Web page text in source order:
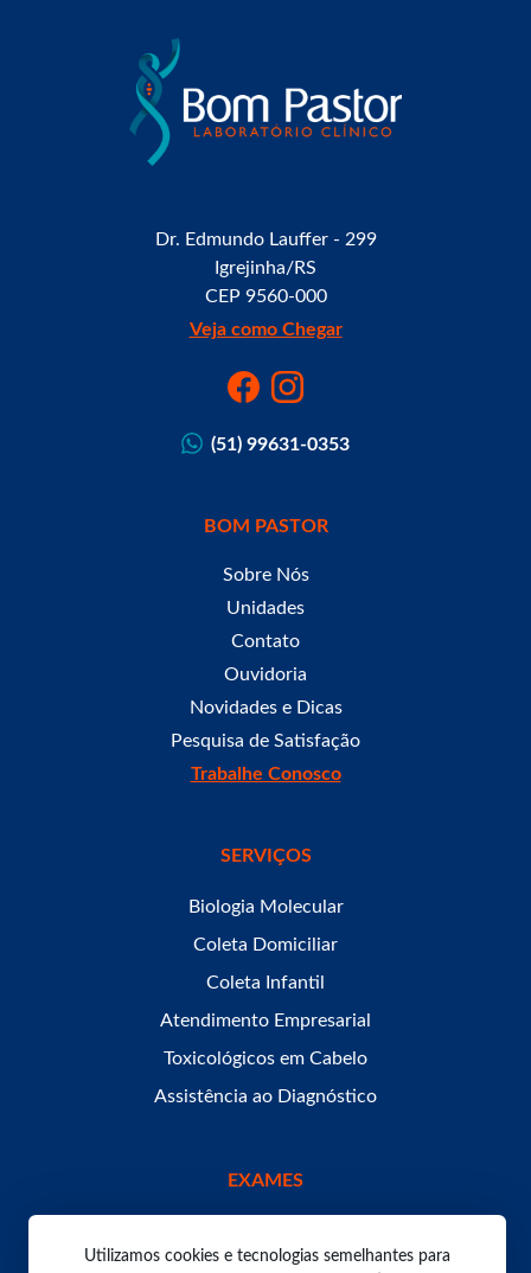
Dr. Edmundo Lauffer - 299
Igrejinha/RS
CEP 9560-000
Veja como Chegar
(51) 99631-0353
BOM PASTOR
Sobre Nós
Unidades
Contato
Ouvidoria
Novidades e Dicas
Pesquisa de Satisfação
Trabalhe Conosco
SERVIÇOS
Biologia Molecular
Coleta Domiciliar
Coleta Infantil
Atendimento Empresarial
Toxicológicos em Cabelo
Assistência ao Diagnóstico
EXAMES
Utilizamos cookies e tecnologias semelhantes para